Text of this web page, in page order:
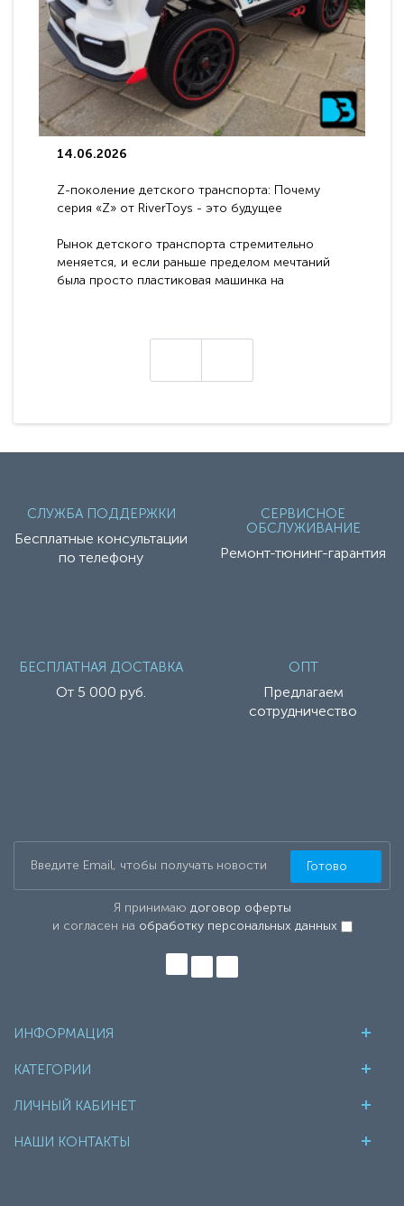
14.06.2026
Z-поколение детского транспорта: Почему
серия «Z» от RiverToys - это будущее
Рынок детского транспорта стремительно
меняется, и если раньше пределом мечтаний
была просто пластиковая машинка на
СЛУЖБА ПОДДЕРЖКИ
Бесплатные консультации
по телефону
СЕРВИСНОЕ
ОБСЛУЖИВАНИЕ
Ремонт-тюнинг-гарантия
БЕСПЛАТНАЯ ДОСТАВКА
От 5 000 руб.
ОПТ
Предлагаем
сотрудничество
Я принимаю договор оферты
и согласен на обработку персональных данных
Готово
ИНФОРМАЦИЯ
КАТЕГОРИИ
ЛИЧНЫЙ КАБИНЕТ
НАШИ КОНТАКТЫ